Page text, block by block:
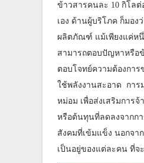
ข้าวสารคนละ 10 กิโล
เอง ด้านผู้บริโภค ก็มอ
ผลิตภัณฑ์ แม้เพียงแค่หนึ่
สามารถตอบปัญหาหรือ
ตอบโจทย์ความต้องกา
ใช้พลังงานสะอาด การ
หม่อม เพื่อส่งเสริมการ
หรือต้นทุนที่ลดลงจากก
สังคมที่เข้มแข็ง นอกจา
เป็นอยู่ของแต่ละคน ที่จ